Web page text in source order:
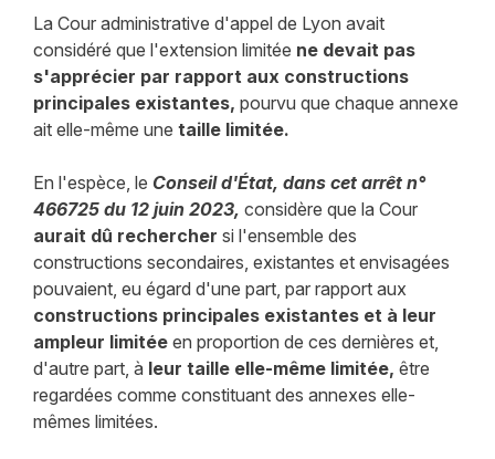
La Cour administrative d'appel de Lyon avait
considéré que l'extension limitée ne devait pas
s'apprécier par rapport aux constructions
principales existantes, pourvu que chaque annexe
ait elle-même une taille limitée.
En l'espèce, le Conseil d'État, dans cet arrêt n°
466725 du 12 juin 2023, considère que la Cour
aurait dû rechercher si l'ensemble des
constructions secondaires, existantes et envisagées
pouvaient, eu égard d'une part, par rapport aux
constructions principales existantes et à leur
ampleur limitéeen proportion de ces dernières et,
d'autre part, à leur taille elle-même limitée, être
regardées comme constituant des annexes elle-
mêmes limitées.